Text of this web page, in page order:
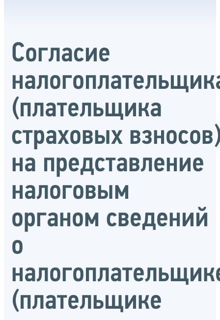
Согласие
(плательщика
страховых
на представление
налоговым
органом сведений
о
(плательщике